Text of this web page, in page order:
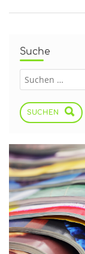
Suche
SUCHEN